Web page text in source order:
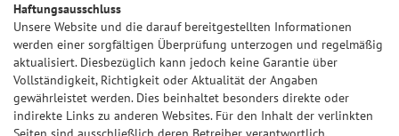
Haftungsausschluss
Unsere Website und die darauf bereitgestellten Informationen
werden einer sorgfältigen Überprüfung unterzogen und regelmäßig
aktualisiert. Diesbezüglich kann jedoch keine Garantie über
Vollständigkeit, Richtigkeit oder Aktualität der Angaben
gewährleistet werden. Dies beinhaltet besonders direkte oder
indirekte Links zu anderen Websites. Für den Inhalt der verlinkten